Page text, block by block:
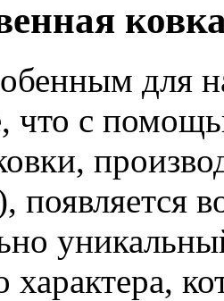
для
что с
появляется
характера,